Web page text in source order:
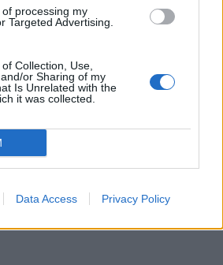
processing my
Targeted Advertising.
Collection, Use,
or Sharing of my
Is Unrelated with the
it was collected.
Data Access Privacy Policy